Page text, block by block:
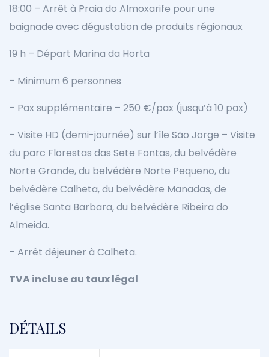
18:00 – Arrêt à Praia do Almoxarife pour une
baignade avec dégustation de produits régionaux
19 h – Départ Marina da Horta
– Minimum 6 personnes
– Pax supplémentaire – 250 €/pax (jusqu’à 10 pax)
– Visite HD (demi-journée) sur l’île São Jorge – Visite
du parc Florestas das Sete Fontas, du belvédère
Norte Grande, du belvédère Norte Pequeno, du
belvédère Calheta, du belvédère Manadas, de
l’église Santa Barbara, du belvédère Ribeira do
Almeida.
– Arrêt déjeuner à Calheta.
TVA incluse au taux légal
DÉTAILS